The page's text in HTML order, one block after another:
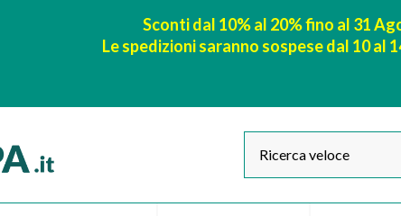
Sconti dal 10% al 20% fino al 31
Le spedizioni saranno sospese dal 10 al